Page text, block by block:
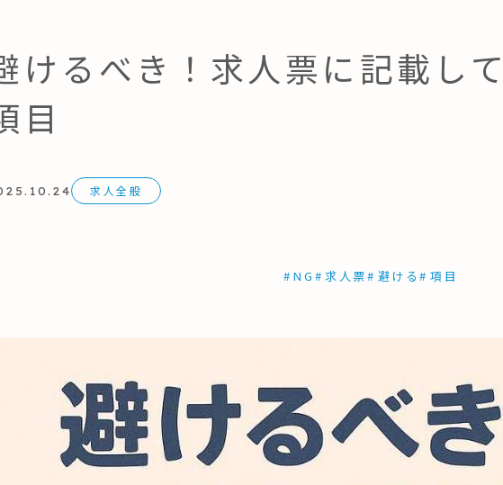
けるべき！求人票に記載し
目
求人全般
# NG # 求人票# 避ける# 項目